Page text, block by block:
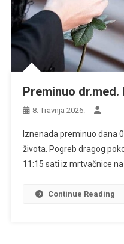
Preminuo dr.med.
8. Travnja 2026.
Iznenada preminuo dana
života. Pogreb dragog
11:15 sati iz mrtvačnice na
Continue Reading